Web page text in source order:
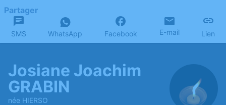
Partager
SMS WhatsApp Facebook E-mail Lien
Josiane Joachim
GRABIN
née HIERSO